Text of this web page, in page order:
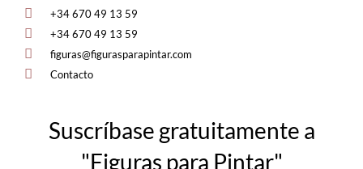
+34 670 49 13 59
+34 670 49 13 59
figuras@figurasparapintar.com
Contacto
Suscríbase gratuitamente a
"Figuras para Pintar"